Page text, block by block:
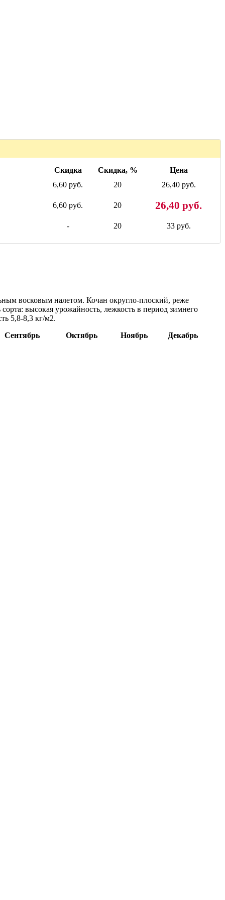
Скидка Скидка, %
Цена
6,60 руб.
20 26,40 руб.
6,60 руб. 20 26,40 руб.
- 20 33 руб.
восковым налетом. Кочан округло-плоский, реже
высокая урожайность, лежкость в период зимнего
5,8-8,3 кг/м2.
Сентябрь
Октябрь Ноябрь Декабрь